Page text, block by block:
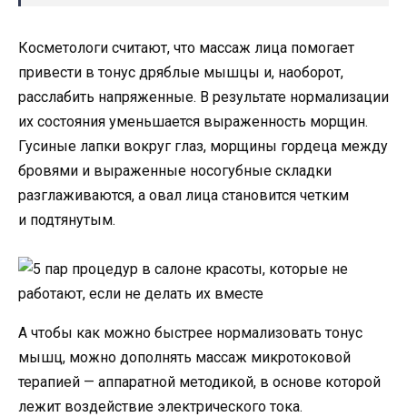
Косметологи считают, что массаж лица помогает
привести в тонус дряблые мышцы и, наоборот,
расслабить напряженные. В результате нормализации
их состояния уменьшается выраженность морщин.
Гусиные лапки вокруг глаз, морщины гордеца между
бровями и выраженные носогубные складки
разглаживаются, а овал лица становится четким
и подтянутым.
А чтобы как можно быстрее нормализовать тонус
мышц, можно дополнять массаж микротоковой
терапией — аппаратной методикой, в основе которой
лежит воздействие электрического тока.